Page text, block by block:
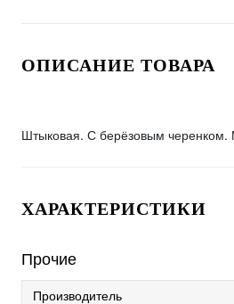
ОПИСАНИЕ ТОВАРА
Штыковая. С берёзовым черенком.
ХАРАКТЕРИСТИКИ
Прочие
Производитель